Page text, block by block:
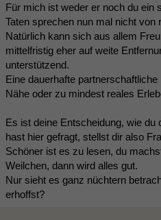
Für mich ist weder er noch du ein
Taten sprechen nun mal nicht von
Natürlich kann sich aus allem
mittelfristig eher auf weite
unterstützend.
Eine dauerhafte
Nähe oder zu mindest reales
Es ist deine Entscheidung, wie du
hast hier gefragt, stellst dir also
Schöner ist es zu lesen, du
Weilchen, dann wird alles gut.
Nur sieht es ganz nüchtern
erhoffst?